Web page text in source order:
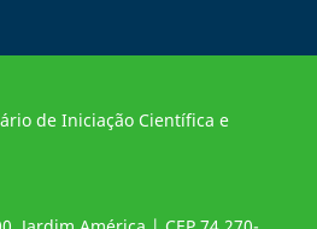
de Iniciação Científica e